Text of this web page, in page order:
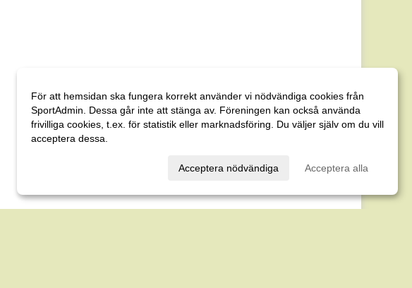
För att hemsidan ska fungera korrekt använder vi nödvändiga cookies från
SportAdmin. Dessa går inte att stänga av. Föreningen kan också använda
frivilliga cookies, t.ex. för statistik eller marknadsföring. Du väljer själv om du vill
acceptera dessa.
Acceptera nödvändiga Acceptera alla